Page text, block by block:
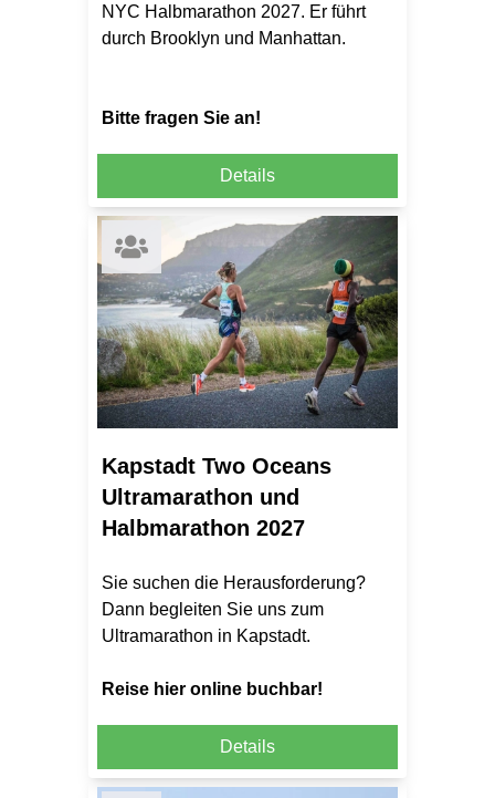
NYC Halbmarathon 2027. Er führt
durch Brooklyn und Manhattan.
Bitte fragen Sie an!
Details
Kapstadt Two Oceans
Ultramarathon und
Halbmarathon 2027
Sie suchen die Herausforderung?
Dann begleiten Sie uns zum
Ultramarathon in Kapstadt.
Reise hier online buchbar!
Details